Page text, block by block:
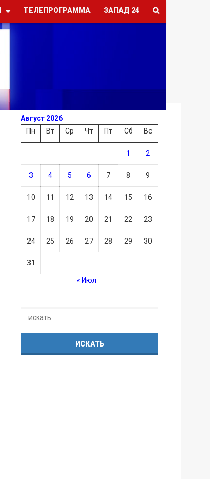
ТЕЛЕПРОГРАММА ЗАПАД 24
Август 2026
Пн
Вт Ср Чт Пт Сб Вс
1 2
3 4 5 6 7 8 9
10 11 12 13 14 15 16
17 18 19 20 21 22 23
24 25 26 27 28 29 30
31
« Июл